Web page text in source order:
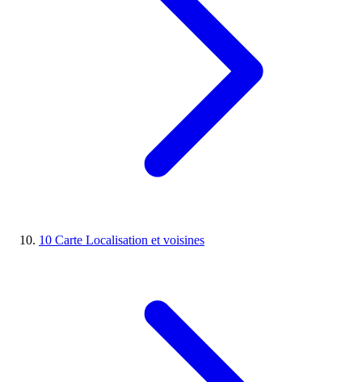
10 Carte Localisation et voisines